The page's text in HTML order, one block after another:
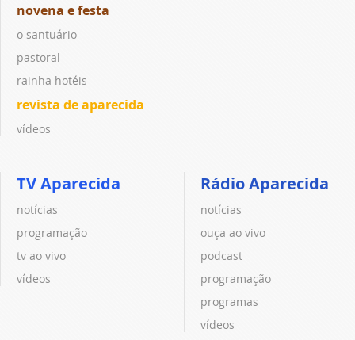
novena e festa
o santuário
pastoral
rainha hotéis
revista de aparecida
vídeos
TV Aparecida
notícias
programação
tv ao vivo
vídeos
Rádio Aparecida
notícias
ouça ao vivo
podcast
programação
programas
vídeos